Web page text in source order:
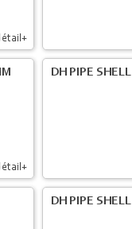
DH PIPE
DH PIPE